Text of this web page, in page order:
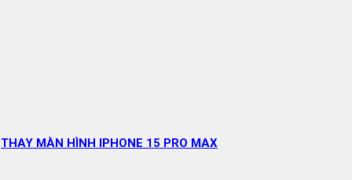
THAY MÀN HÌNH IPHONE 15 PRO MAX